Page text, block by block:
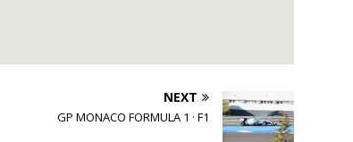
NEXT
GP MONACO FORMULA 1 · F1